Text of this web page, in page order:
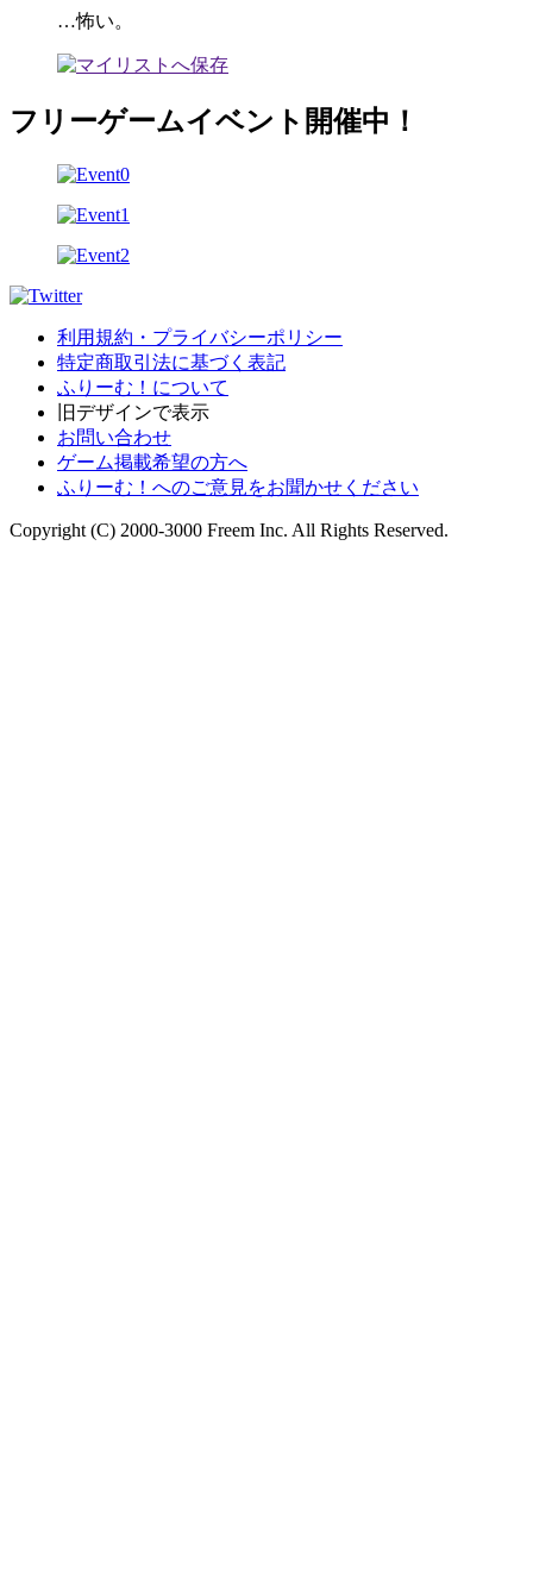
…怖い。
フリーゲームイベント開催中！
利用規約・プライバシーポリシー
特定商取引法に基づく表記
ふりーむ！について
旧デザインで表示
お問い合わせ
ゲーム掲載希望の方へ
ふりーむ！へのご意見をお聞かせください
Copyright (C) 2000-3000 Freem Inc. All Rights Reserved.